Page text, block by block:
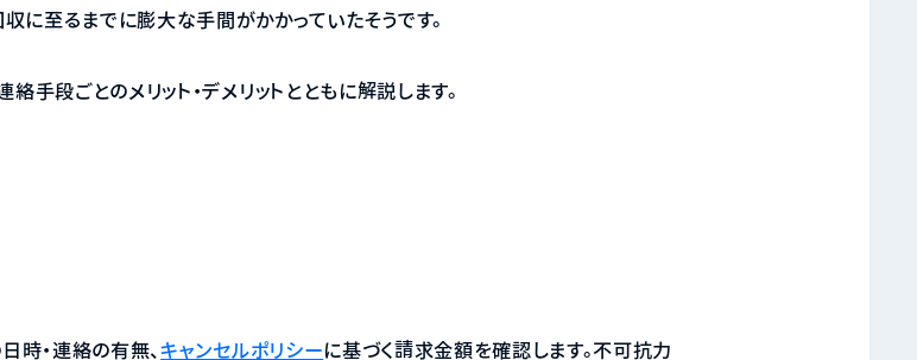
至るまでに膨大な手間がかかっていたそうです。
手段ごとのメリット・デメリットとともに解説します。
時・連絡の有無、キャンセルポリシーに基づく請求金額を確認します。不可抗力